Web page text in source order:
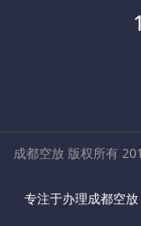
成都空放 版权所有
专注于办理成都空